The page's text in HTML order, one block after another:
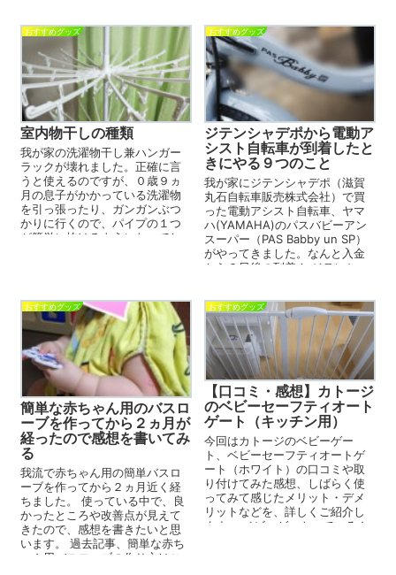
おすすめグッズ
室内物干しの種類
我が家の洗濯物干し兼ハンガー
ラックが壊れました。正確に言
うと使えるのですが、０歳９ヵ
月の息子がかかっている洗濯物
を引っ張ったり、ガンガンぶつ
かりに行くので、パイプの１つ
が簡単に抜けるようになってし
おすすめグッズ
ジテンシャデポから電動ア
シスト自転車が到着したと
きにやる９つのこと
我が家にジテンシャデポ（滋賀
丸石自転車販売株式会社）で買
った電動アシスト自転車、ヤマ
ハ(YAMAHA)のパスバビーアン
スーパー（PAS Babby un SP）
がやってきました。なんと入金
から２日後の到着！ ジテンシャ
おすすめグッズ
簡単な赤ちゃん用のバスロ
ーブを作ってから２ヵ月が
経ったので感想を書いてみ
る
我流で赤ちゃん用の簡単バスロ
ーブを作ってから２ヵ月近く経
ちました。 使っている中で、良
かったところや改善点が見えて
きたので、感想を書きたいと思
います。 過去記事、簡単な赤ち
ゃん用バスローブの作り方はこ
おすすめグッズ
【口コミ・感想】カトージ
のベビーセーフティオート
ゲート（キッチン用）
今回はカトージのベビーゲー
ト、ベビーセーフティオートゲ
ート（ホワイト）の口コミや取
り付けてみた感想、しばらく使
ってみて感じたメリット・デメ
リットなどを、詳しくご紹介し
ます。 ベビーゲートっていろん